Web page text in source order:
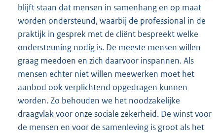
blijft staan dat mensen in samenhang en op maat
worden ondersteund, waarbij de professional in de
praktijk in gesprek met de cliënt bespreekt welke
ondersteuning nodig is. De meeste mensen willen
graag meedoen en zich daarvoor inspannen. Als
mensen echter niet willen meewerken moet het
aanbod ook verplichtend opgedragen kunnen
worden. Zo behouden we het noodzakelijke
draagvlak voor onze sociale zekerheid. De winst voor
de mensen en voor de samenleving is groot als het